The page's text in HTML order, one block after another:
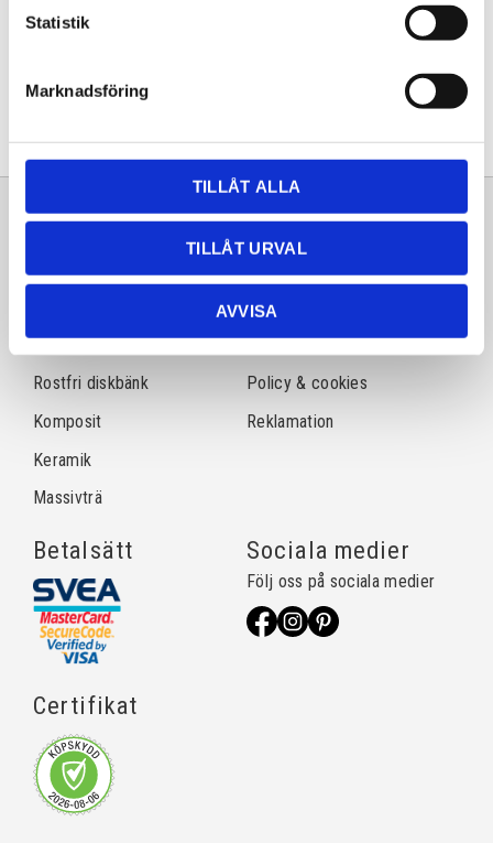
Statistik
Marknadsföring
TILLÅT ALLA
TILLÅT URVAL
AVVISA
Sortiment
Natursten
Rostfri diskbänk
Komposit
Keramik
Massivträ
Information
Frågor & svar
Köpvillkor
Policy & cookies
Reklamation
Betalsätt
Certifikat
Sociala medier
Följ oss på sociala medier